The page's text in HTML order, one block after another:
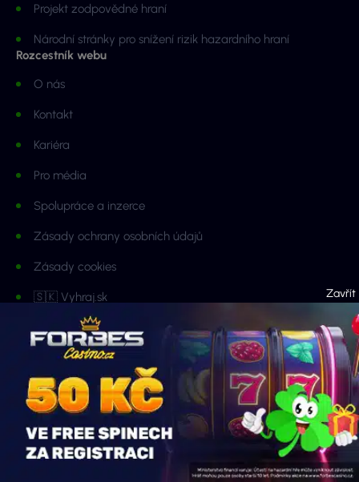
Projekt zodpovědné hraní
Národní stránky pro snížení rizik hazardního hraní
Rozcestník webu
O nás
Kontakt
Kariéra
Pro média
Spolupráce a inzerce
Zásady ochrany osobních údajů
Zásady cookies
🇸🇰 Vyhraj.sk
🇬🇧 Bonus-Menu.co.uk
🇧🇷 BonusMenu.com.br
Sleduj Vyhraj.cz